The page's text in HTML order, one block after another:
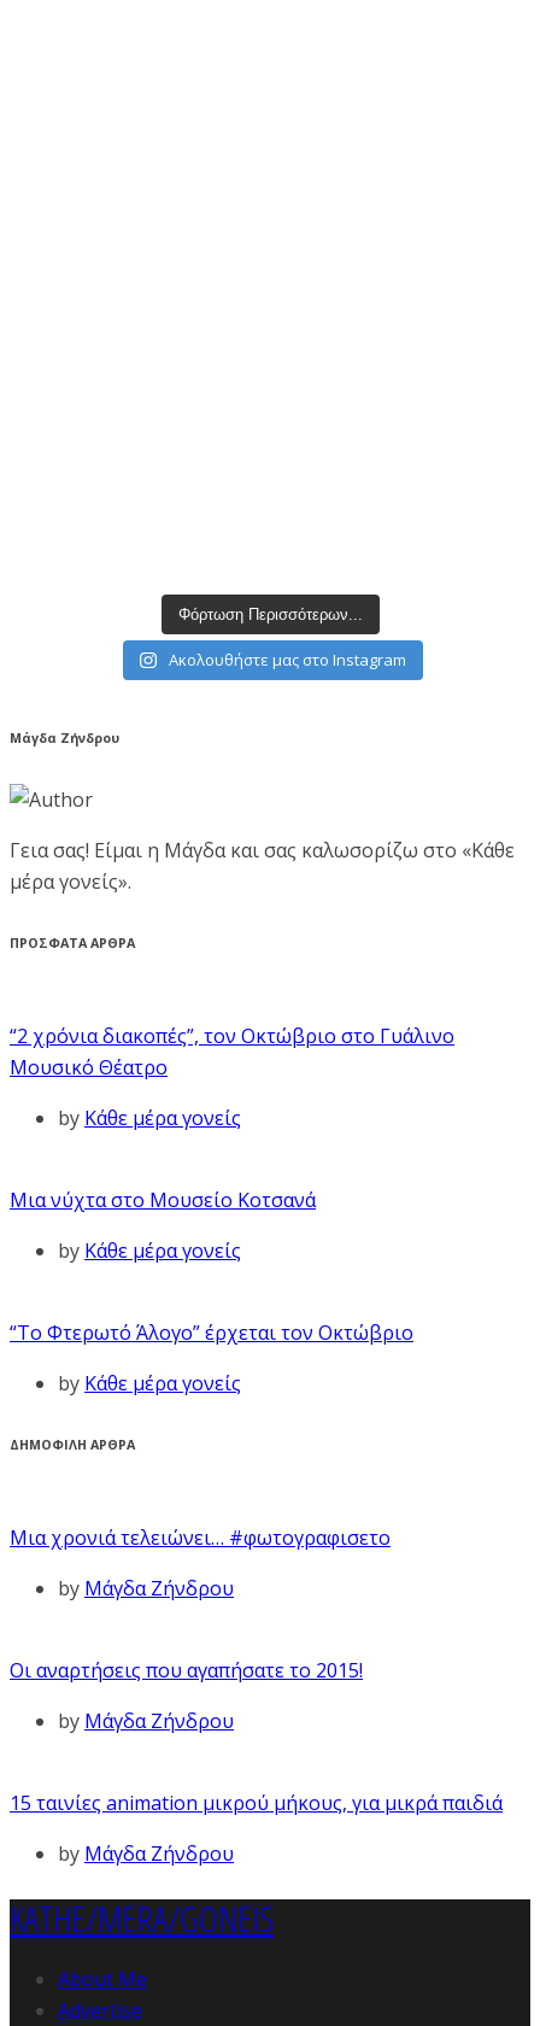
Φόρτωση Περισσότερων...
Ακολουθήστε μας στο Instagram
Μάγδα Ζήνδρου
Γεια σας! Είμαι η Μάγδα και σας καλωσορίζω στο «Κάθε
μέρα γονείς».
ΠΡΟΣΦΑΤΑ ΑΡΘΡΑ
“2 χρόνια διακοπές”, τον Οκτώβριο στο Γυάλινο
Μουσικό Θέατρο
by Κάθε μέρα γονείς
Μια νύχτα στο Μουσείο Κοτσανά
by Κάθε μέρα γονείς
“Το Φτερωτό Άλογο” έρχεται τον Οκτώβριο
by Κάθε μέρα γονείς
ΔΗΜΟΦΙΛΗ ΑΡΘΡΑ
Μια χρονιά τελειώνει… #φωτογραφισετο
by Μάγδα Ζήνδρου
Οι αναρτήσεις που αγαπήσατε το 2015!
by Μάγδα Ζήνδρου
15 ταινίες animation μικρού μήκους, για μικρά παιδιά
by Μάγδα Ζήνδρου
KATHE/MERA/GONEIS
About Me
Advertise